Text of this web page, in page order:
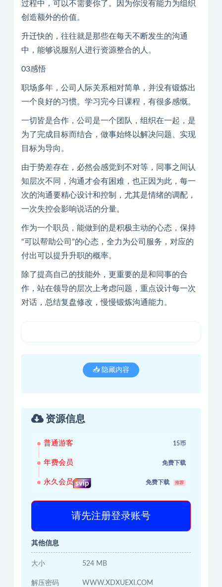
过程中，可以不需要你了。因为你没有能力为组织
创造额外的价值。
升迁快的，往往就是那些在每天不断发生的沟通
中，能够说服别人进行资源整合的人。
03感悟
职场多年，公司人际关系相对简单，并没有锻炼出
一个良好的习惯。学习完今日课程，有很多感慨。
一切皆是合作，公司是一个团队，组织在一起，是
为了完成目标而结合，做事始终以解决问题、实现
目标为导向。
由于势差存在，必然会感觉到不对等，同事之间认
知层次不同，沟通才会有困难，也正因为此，每一
次的沟通要精心设计和控制，尤其是情绪的调配，
一次失控会影响说话的分量。
作为一个职员，能做到的是积极主动的心态，保持
“可以帮助公司”的心态，全力为公司服务，对应的
付出可以提升升职的概率。
除了提高自己的技能外，更重要的是和同事的合
作，站在领导的层次上考虑问题，重点设计每一次
对话，总结复盘修改，慢慢锻炼沟通能力。
📥 隐藏内容
资源信息
普通游客 15币
年费会员 免费下载
永久会员 svip 免费下载 推荐
请先注册登录账号
其他信息
大小 524 MB
解压密码 WWW.XDXUEXI.COM